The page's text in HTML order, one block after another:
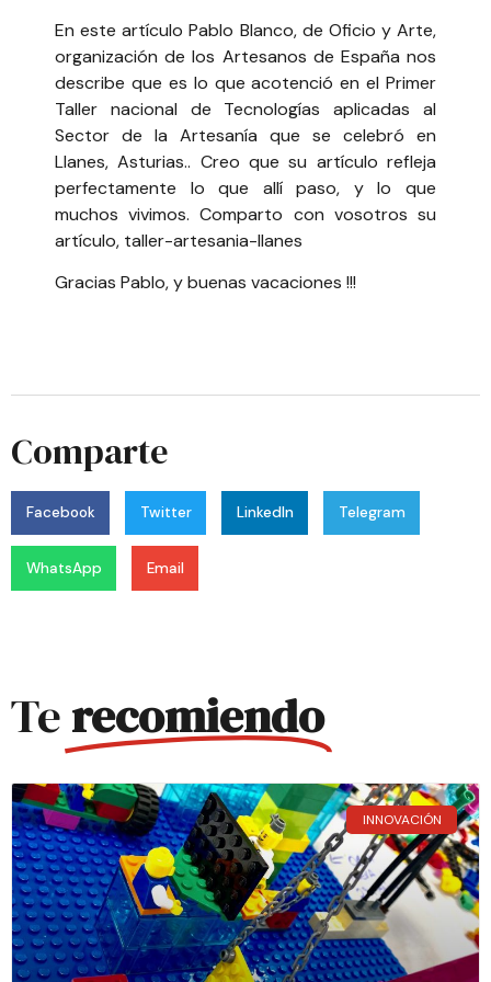
En este artículo Pablo Blanco, de Oficio y Arte,
organización de los Artesanos de España nos
describe que es lo que acotenció en el Primer
Taller nacional de Tecnologías aplicadas al
Sector de la Artesanía que se celebró en
Llanes, Asturias.. Creo que su artículo refleja
perfectamente lo que allí paso, y lo que
muchos vivimos. Comparto con vosotros su
artículo, taller-artesania-llanes
Gracias Pablo, y buenas vacaciones !!!
Comparte
Facebook Twitter LinkedIn Telegram
WhatsApp Email
Terecomiendo
INNOVACIÓN